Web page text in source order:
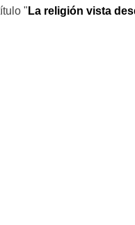
" La religión vista